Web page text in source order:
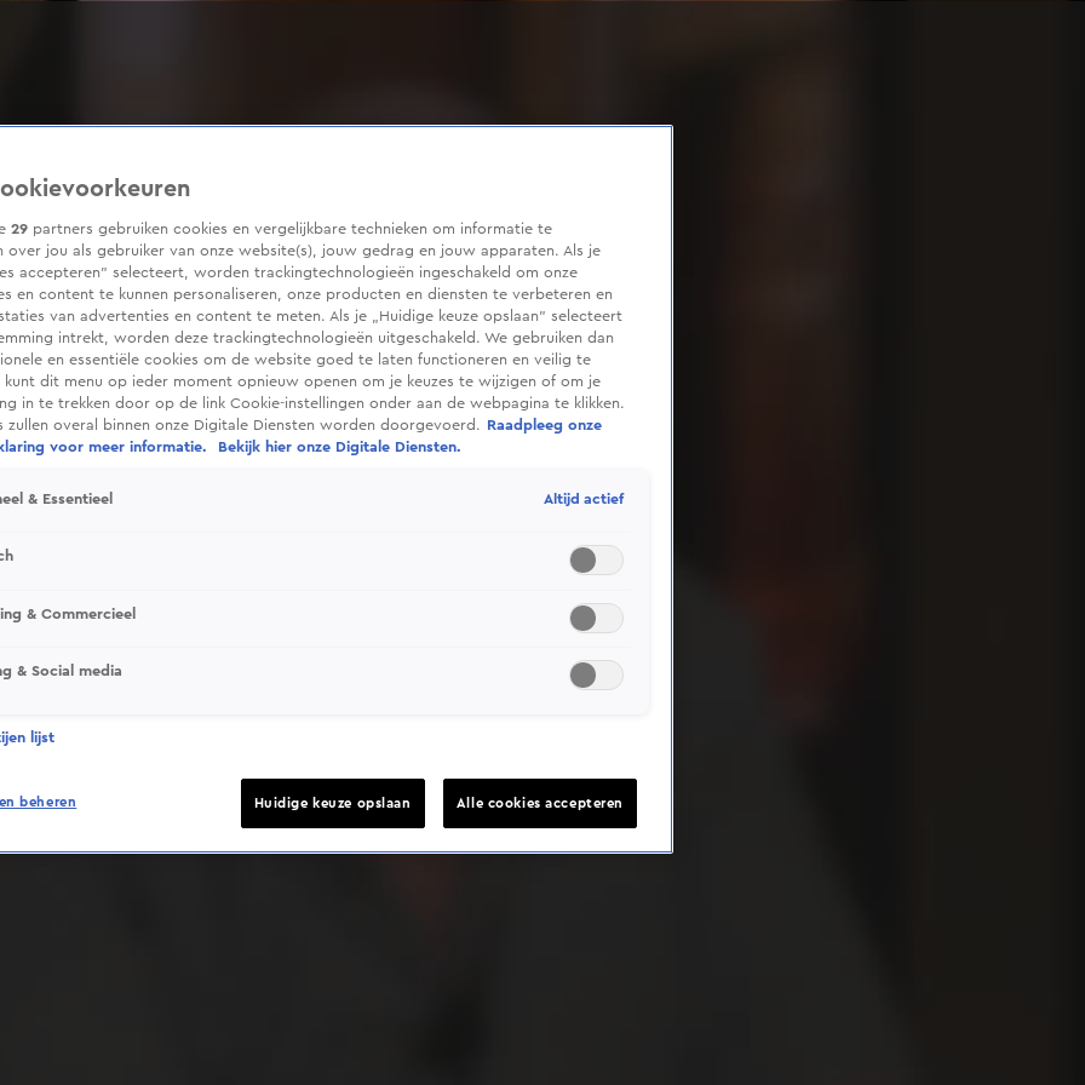
Deze video is niet beschikbaar op je huidige locatie
29 partners gebruiken cookies en vergelijkbare technieken om informatie te
over jou als gebruiker van onze website(s), jouw gedrag en jouw apparaten. Als je
accepteren” selecteert, worden trackingtechnologieën ingeschakeld om onze
en content te kunnen personaliseren, onze producten en diensten te verbeteren en
van advertenties en content te meten. Als je „Huidige keuze opslaan” selecteert
intrekt, worden deze trackingtechnologieën uitgeschakeld. We gebruiken dan
en essentiële cookies om de website goed te laten functioneren en veilig te
kunt dit menu op ieder moment opnieuw openen om je keuzes te wijzigen of om je
in te trekken door op de link Cookie-instellingen onder aan de webpagina te klikken.
zullen overal binnen onze Digitale Diensten worden doorgevoerd.
Raadpleeg onze
voor meer informatie.
Bekijk hier onze Digitale Diensten.
& Essentieel Altijd actief
& Commercieel
& Social media
lijst
beheren Huidige keuze opslaan Alle cookies accepteren